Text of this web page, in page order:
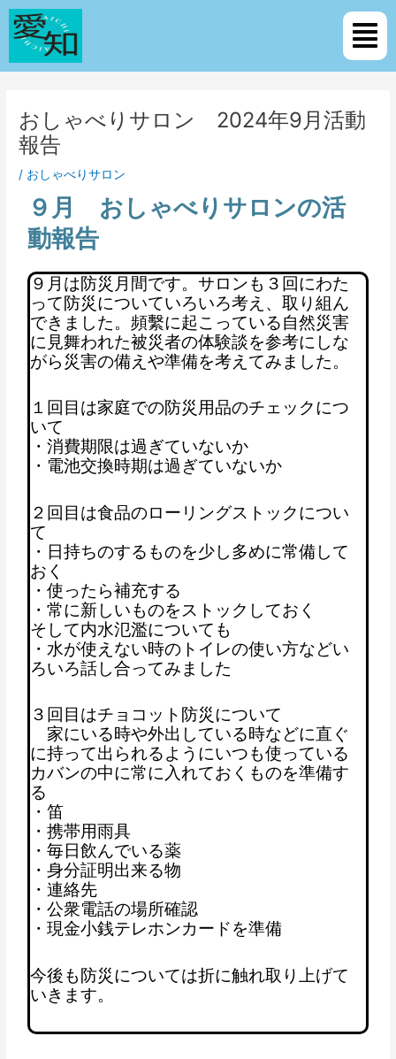
内
ス
メ
ニ
ュ
ー
おしゃべりサロン 2024年9月活動
報告
/ おしゃべりサロン
９月 おしゃべりサロンの活
動報告
９月は防災月間です。サロンも３回にわた
って防災についていろいろ考え、取り組ん
できました。頻繫に起こっている自然災害
に見舞われた被災者の体験談を参考にしな
がら災害の備えや準備を考えてみました。
１回目は家庭での防災用品のチェックにつ
いて
・消費期限は過ぎていないか
・電池交換時期は過ぎていないか
２回目は食品のローリングストックについ
て
・日持ちのするものを少し多めに常備して
おく
・使ったら補充する
・常に新しいものをストックしておく
そして内水氾濫についても
・水が使えない時のトイレの使い方などい
ろいろ話し合ってみました
３回目はチョコット防災について
家にいる時や外出している時などに直ぐ
に持って出られるようにいつも使っている
カバンの中に常に入れておくものを準備す
る
・笛
・携帯用雨具
・毎日飲んでいる薬
・身分証明出来る物
・連絡先
・公衆電話の場所確認
・現金小銭テレホンカードを準備
今後も防災については折に触れ取り上げて
いきます。
Post
navigation